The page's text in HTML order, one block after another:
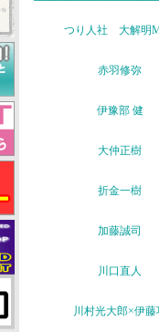
つり人社 大解明
赤羽修弥
伊豫部 健
大仲正樹
折金一樹
加藤誠司
川口直人
川村光大郎×伊藤